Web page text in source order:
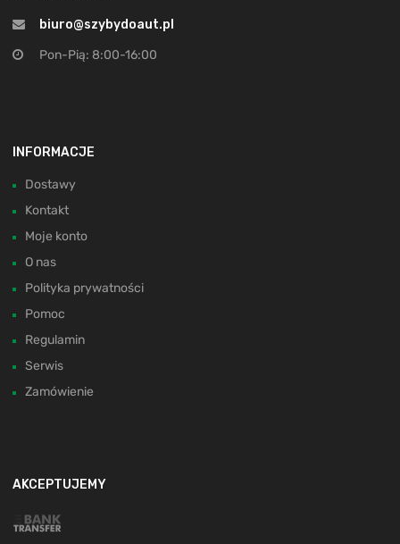
biuro@szybydoaut.pl
Pon-Pią: 8:00-16:00
INFORMACJE
Dostawy
Kontakt
Moje konto
O nas
Polityka prywatności
Pomoc
Regulamin
Serwis
Zamówienie
AKCEPTUJEMY